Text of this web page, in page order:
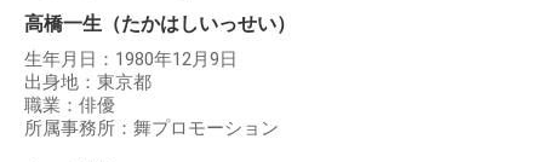
高橋一生（たかはしいっせい）
生年月日：1980年12月9日
出身地：東京都
職業：俳優
所属事務所：舞プロモーション